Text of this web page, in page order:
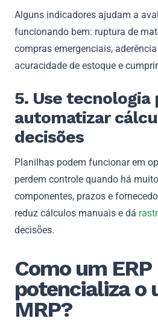
Alguns indicadores ajudam a
funcionando bem: ruptura de
compras emergenciais,
acuracidade de estoque e
5. Use tecnologia
automatizar
decisões
Planilhas podem funcionar em
perdem controle quando há
componentes, prazos e
reduz cálculos manuais e dá
decisões.
Como um ERP
potencializa o
MRP?